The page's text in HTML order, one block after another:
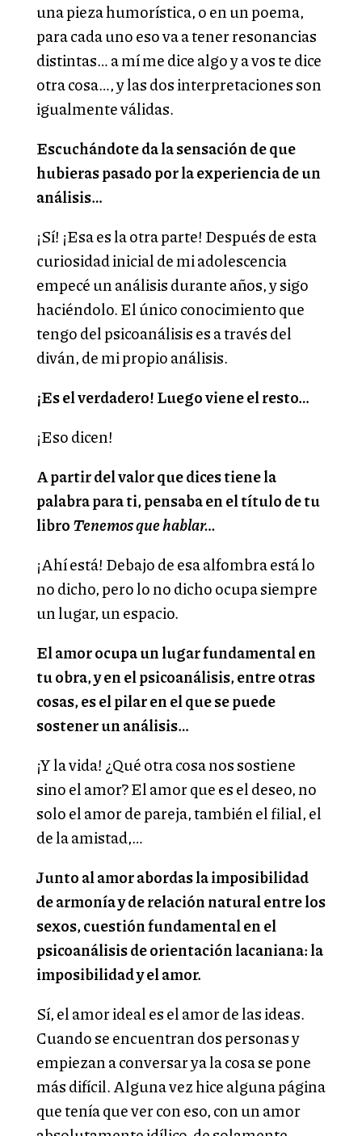
una pieza humorística, o en un poema,
para cada uno eso va a tener resonancias
distintas… a mí me dice algo y a vos te dice
otra cosa…, y las dos interpretaciones son
igualmente válidas.
Escuchándote da la sensación de que
hubieras pasado por la experiencia de un
análisis…
¡Sí! ¡Esa es la otra parte! Después de esta
curiosidad inicial de mi adolescencia
empecé un análisis durante años, y sigo
haciéndolo. El único conocimiento que
tengo del psicoanálisis es a través del
diván, de mi propio análisis.
¡Es el verdadero! Luego viene el resto…
¡Eso dicen!
A partir del valor que dices tiene la
palabra para ti, pensaba en el título de tu
libroTenemos que hablar…
¡Ahí está! Debajo de esa alfombra está lo
no dicho, pero lo no dicho ocupa siempre
un lugar, un espacio.
El amor ocupa un lugar fundamental en
tu obra, y en el psicoanálisis, entre otras
cosas, es el pilar en el que se puede
sostener un análisis…
¡Y la vida! ¿Qué otra cosa nos sostiene
sino el amor? El amor que es el deseo, no
solo el amor de pareja, también el filial, el
de la amistad,…
Junto al amor abordas la imposibilidad
de armonía y de relación natural entre los
sexos, cuestión fundamental en el
psicoanálisis de orientación lacaniana: la
imposibilidad y el amor.
Sí, el amor ideal es el amor de las ideas.
Cuando se encuentran dos personas y
empiezan a conversar ya la cosa se pone
más difícil. Alguna vez hice alguna página
que tenía que ver con eso, con un amor